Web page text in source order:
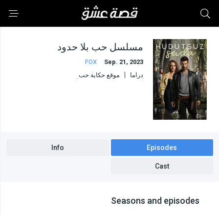
مسلسل حب بلا حدود
Sep. 21, 2023
FOX
دراما
موقع حكاية حب
Episodes
Info
Cast
Seasons and episodes